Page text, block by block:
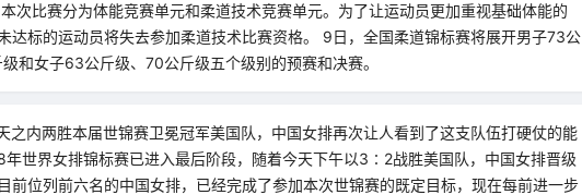
次比赛分为体能竞赛单元和柔道技术竞赛单元。为了让运动员更加重视基础体能的
达标的运动员将失去参加柔道技术比赛资格。 9日，全国柔道锦标赛将展开男子73公
和女子63公斤级、70公斤级五个级别的预赛和决赛。
之内两胜本届世锦赛卫冕冠军美国队，中国女排再次让人看到了这支队伍打硬仗的能
年世界女排锦标赛已进入最后阶段，随着今天下午以3∶2战胜美国队，中国女排晋级
前位列前六名的中国女排，已经完成了参加本次世锦赛的既定目标，现在每前进一步